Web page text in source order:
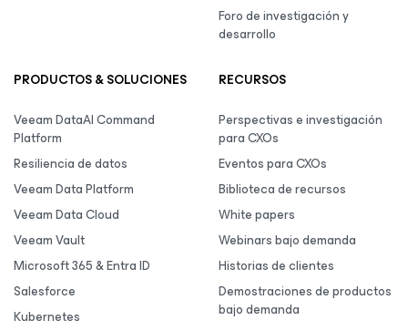
Foro de investigación y
desarrollo
PRODUCTOS & SOLUCIONES
Veeam DataAI Command
Platform
Resiliencia de datos
Veeam Data Platform
Veeam Data Cloud
Veeam Vault
Microsoft 365 & Entra ID
Salesforce
Kubernetes
RECURSOS
Perspectivas e investigación
para CXOs
Eventos para CXOs
Biblioteca de recursos
White papers
Webinars bajo demanda
Historias de clientes
Demostraciones de productos
bajo demanda